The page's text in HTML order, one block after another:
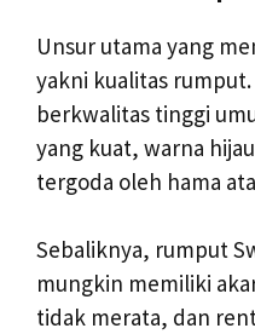
Unsur utama yang
yakni kualitas
berkwalitas tinggi
yang kuat, warna
tergoda oleh hama
Sebaliknya, rumput
mungkin memiliki
tidak merata, dan